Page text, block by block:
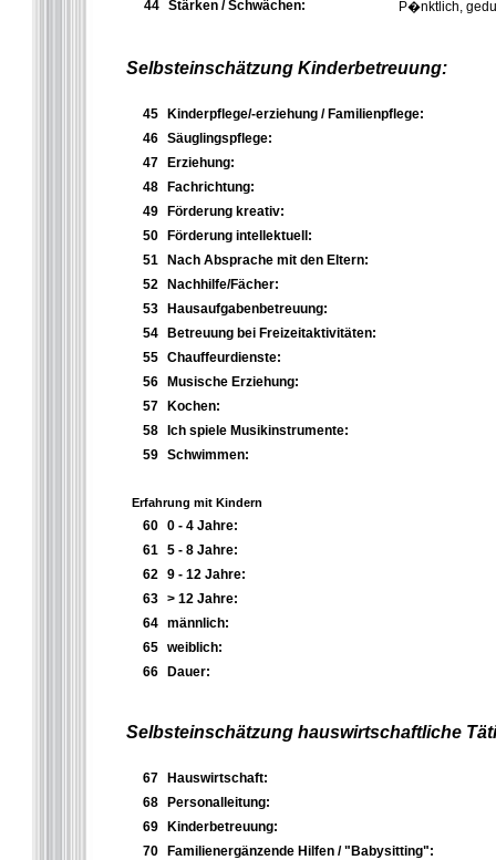
44 Stärken / Schwächen: P�nktlich,
Selbsteinschätzung Kinderbetreuung:
45
Kinderpflege/-erziehung / Familienpflege:
46 Säuglingspflege:
47
Erziehung:
48
Fachrichtung:
49
Förderung kreativ:
50
Förderung intellektuell:
51
Nach Absprache mit den Eltern:
52
Nachhilfe/Fächer:
53
Hausaufgabenbetreuung:
54
Betreuung bei Freizeitaktivitäten:
55 Chauffeurdienste:
56
Musische Erziehung:
57
Kochen:
58
Ich spiele Musikinstrumente:
59 Schwimmen:
Erfahrung mit Kindern
60 0 - 4 Jahre:
61 5 - 8 Jahre:
62 9 - 12 Jahre:
63 > 12 Jahre:
64 männlich:
65 weiblich:
66
Dauer:
Selbsteinschätzung hauswirtschaftliche
67
Hauswirtschaft:
68
Personalleitung:
69
Kinderbetreuung:
70
Familienergänzende Hilfen / "Babysitting":